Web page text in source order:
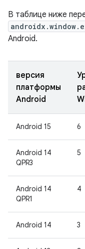
В таблице ниже
Android.
версия
платформы
Android
Android 15 6
Android 14
QPR3
5
Android 14
QPR1
4
Android 14 3